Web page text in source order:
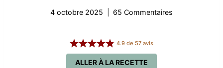
4 octobre 2025 65 Commentaires
ALLER À LA RECETTE
4.9 de 57 avis